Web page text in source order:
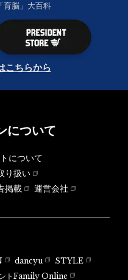
育脳」大百科
こちらから
について
について
り扱い
掲載
運営会社
dancyu
STYLE
ントFamily Online